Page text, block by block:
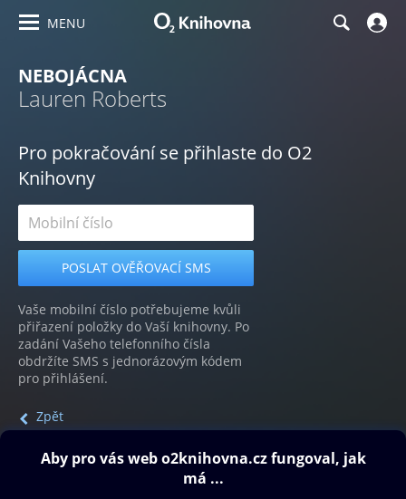
MENU
NEBOJÁCNA
Lauren Roberts
Pro pokračování se přihlaste do O2
Knihovny
Vaše mobilní číslo potřebujeme kvůli
přiřazení položky do Vaší knihovny. Po
zadání Vašeho telefonního čísla
obdržíte SMS s jednorázovým kódem
pro přihlášení.
Zpět